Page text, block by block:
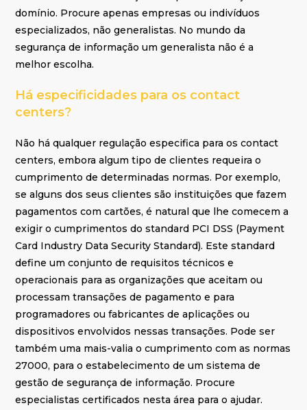
domínio. Procure apenas empresas ou indivíduos
especializados, não generalistas. No mundo da
segurança de informação um generalista não é a
melhor escolha.
Há especificidades para os contact
centers?
Não há qualquer regulação especifica para os contact
centers, embora algum tipo de clientes requeira o
cumprimento de determinadas normas. Por exemplo,
se alguns dos seus clientes são instituições que fazem
pagamentos com cartões, é natural que lhe comecem a
exigir o cumprimentos do standard PCI DSS (Payment
Card Industry Data Security Standard). Este standard
define um conjunto de requisitos técnicos e
operacionais para as organizações que aceitam ou
processam transações de pagamento e para
programadores ou fabricantes de aplicações ou
dispositivos envolvidos nessas transações. Pode ser
também uma mais-valia o cumprimento com as normas
27000, para o estabelecimento de um sistema de
gestão de segurança de informação. Procure
especialistas certificados nesta área para o ajudar.